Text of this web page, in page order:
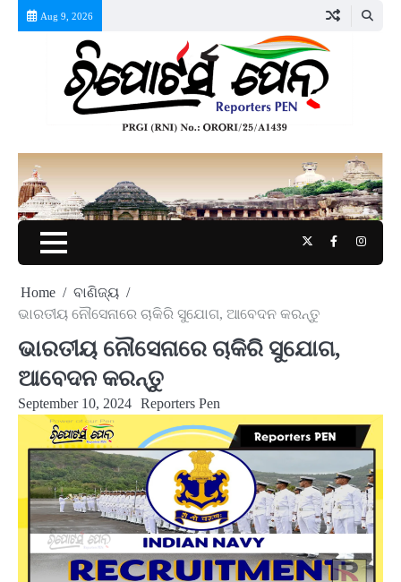
Aug 9, 2026
TwitterFacebook
Home
ବାଣିଜ୍ୟ
ଭାରତୀୟ ନୌସେନାରେ ଚାକିରି ସୁଯୋଗ, ଆବେଦନ କରନ୍ତୁ
ଭାରତୀୟ ନୌସେନାରେ ଚାକିରି ସୁଯୋଗ,
ଆବେଦନ କରନ୍ତୁ
September 10, 2024 Reporters Pen